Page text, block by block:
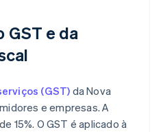
GST e da
(GST)da Nova
e empresas. A
15%. O GST é aplicado à